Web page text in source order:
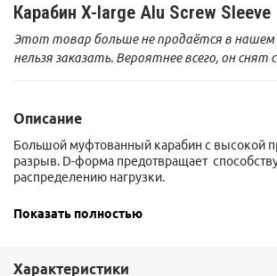
Карабин X-large Alu Screw Sleeve
Этот товар больше не продаётся в нашем
нельзя заказать. Вероятнее всего, он снят
Описание
Большой муфтованный карабин с высокой
разрыв. D-форма предотвращает
распределению нагрузки.
Хорошо подходит для спасработ, а также при
Показать полностью
Характеристики